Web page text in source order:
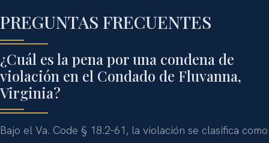
PREGUNTAS FRECUENTES
¿Cuál es la pena por una condena de
violación en el Condado de Fluvanna,
Virginia?
Bajo el Va. Code § 18.2-61, la violación se clasifica como